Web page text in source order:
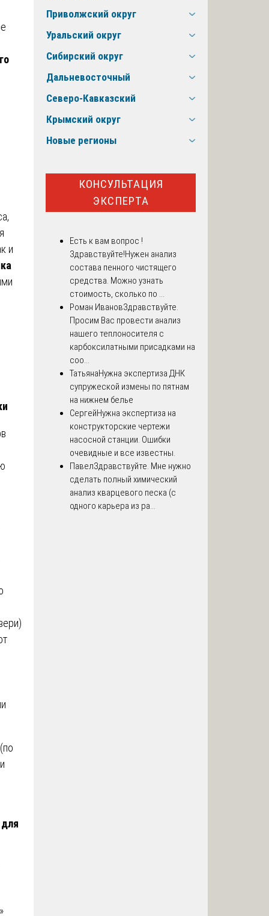
и
Приволжский округ
Уральский округ
Сибирский округ
Дальневосточный
Северо-Кавказский
Крымский округ
Новые регионы
КОНСУЛЬТАЦИЯ
ЭКСПЕРТА
Есть к вам вопрос !
Здравствуйте!Нужен анализ
состава пенного чистящего
средства. Можно узнать
стоимость, сколько по ...
Роман ИвановЗдравствуйте.
Просим Вас провести анализ
нашего теплоносителя с
карбоксилатными присадками на
соо...
ТатьянаНужна экспертиза ДНК
супружеской измены по пятнам
на нижнем белье
СергейНужна экспертиза на
конструкторские чертежи
насосной станции. Ошибки
очевидные и все известны.
ПавелЗдравствуйте. Мне нужно
сделать полный химический
анализ кварцевого песка (с
одного карьера из ра...